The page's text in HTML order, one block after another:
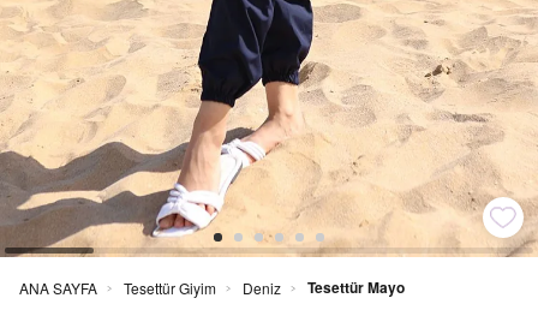
ANA SAYFA > Tesettür Giyim > Deniz > Tesettür Mayo